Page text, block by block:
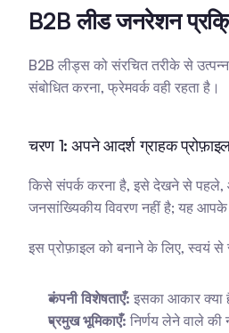
B2B लीड जनरेशन
B2B लीड्स को संरचित तरीके से उत्पन्न
संबोधित करना, फ्रेमवर्क वही रहता है।
चरण 1: अपने आदर्श ग्राहक
किसे संपर्क करना है, इसे देखने से पहले,
जनसांख्यिकीय विवरण नहीं है; यह
इस प्रोफ़ाइल को बनाने के लिए, स्वयं से
कंपनी विशेषताएँ: इसका आकार क्या
प्रमुख भूमिकाएँ: निर्णय लेने वाले की